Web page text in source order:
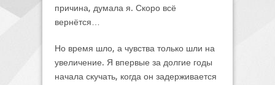
причина, думала я. Скоро всё
вернётся…
Но время шло, а чувства только шли на
увеличение. Я впервые за долгие годы
начала скучать, когда он задерживается